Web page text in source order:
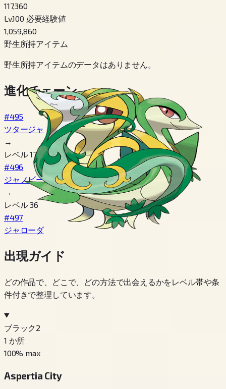
117,360
Lv.100 必要経験値
1,059,860
野生所持アイテム
野生所持アイテムのデータはありません。
進化チェーン
#495
ツタージャ
→
レベル 17
#496
ジャノビー
→
レベル 36
#497
ジャローダ
出現ガイド
どの作品で、どこで、どの方法で出会えるかをレベル帯や条
件付きで整理しています。
ブラック2
1 か所
100% max
Aspertia City